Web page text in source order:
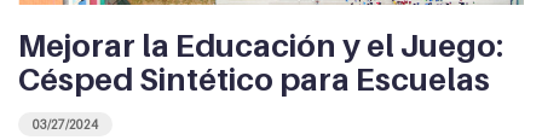
Mejorar la Educación y el Juego:
Césped Sintético para Escuelas
03/27/2024